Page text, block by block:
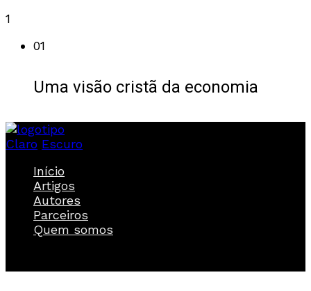
1
01
Uma visão cristã da economia
Claro Escuro
Início
Artigos
Autores
Parceiros
Quem somos